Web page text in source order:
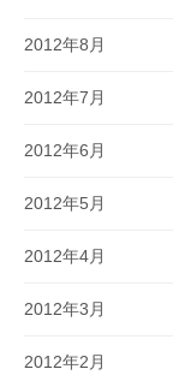
2012年8月
2012年7月
2012年6月
2012年5月
2012年4月
2012年3月
2012年2月